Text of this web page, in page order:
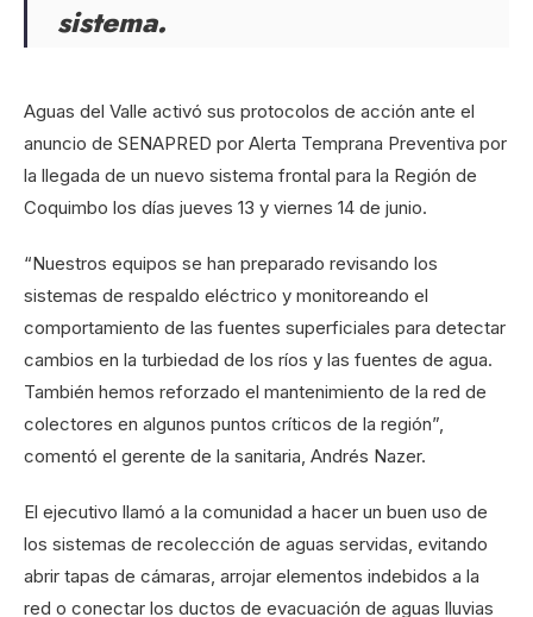
sistema.
Aguas del Valle activó sus protocolos de acción ante el
anuncio de SENAPRED por Alerta Temprana Preventiva por
la llegada de un nuevo sistema frontal para la Región de
Coquimbo los días jueves 13 y viernes 14 de junio.
“Nuestros equipos se han preparado revisando los
sistemas de respaldo eléctrico y monitoreando el
comportamiento de las fuentes superficiales para detectar
cambios en la turbiedad de los ríos y las fuentes de agua.
También hemos reforzado el mantenimiento de la red de
colectores en algunos puntos críticos de la región”,
comentó el gerente de la sanitaria, Andrés Nazer.
El ejecutivo llamó a la comunidad a hacer un buen uso de
los sistemas de recolección de aguas servidas, evitando
abrir tapas de cámaras, arrojar elementos indebidos a la
red o conectar los ductos de evacuación de aguas lluvias